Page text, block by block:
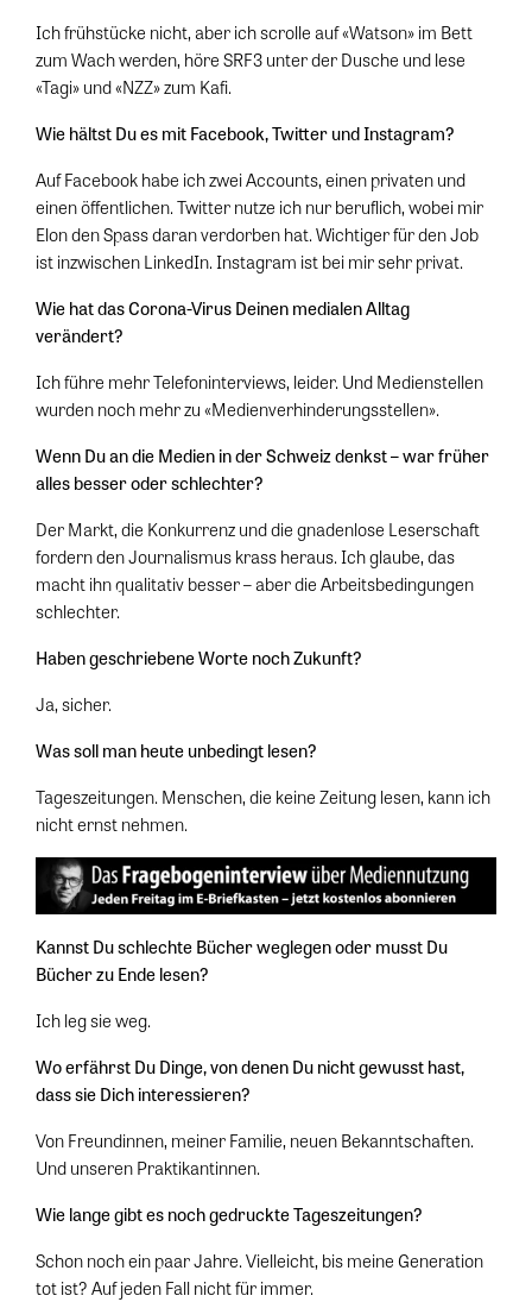
Ich frühstücke nicht, aber ich scrolle auf «Watson» im Bett
zum Wach werden, höre SRF3 unter der Dusche und lese
«Tagi» und «NZZ» zum Kafi.
Wie hältst Du es mit Facebook, Twitter und Instagram?
Auf Facebook habe ich zwei Accounts, einen privaten und
einen öffentlichen. Twitter nutze ich nur beruflich, wobei mir
Elon den Spass daran verdorben hat. Wichtiger für den Job
ist inzwischen LinkedIn. Instagram ist bei mir sehr privat.
Wie hat das Corona-Virus Deinen medialen Alltag
verändert?
Ich führe mehr Telefoninterviews, leider. Und Medienstellen
wurden noch mehr zu «Medienverhinderungsstellen».
Wenn Du an die Medien in der Schweiz denkst – war früher
alles besser oder schlechter?
Der Markt, die Konkurrenz und die gnadenlose Leserschaft
fordern den Journalismus krass heraus. Ich glaube, das
macht ihn qualitativ besser – aber die Arbeitsbedingungen
schlechter.
Haben geschriebene Worte noch Zukunft?
Ja, sicher.
Was soll man heute unbedingt lesen?
Tageszeitungen. Menschen, die keine Zeitung lesen, kann ich
nicht ernst nehmen.
Kannst Du schlechte Bücher weglegen oder musst Du
Bücher zu Ende lesen?
Ich leg sie weg.
Wo erfährst Du Dinge, von denen Du nicht gewusst hast,
dass sie Dich interessieren?
Von Freundinnen, meiner Familie, neuen Bekanntschaften.
Und unseren Praktikantinnen.
Wie lange gibt es noch gedruckte Tageszeitungen?
Schon noch ein paar Jahre. Vielleicht, bis meine Generation
tot ist? Auf jeden Fall nicht für immer.